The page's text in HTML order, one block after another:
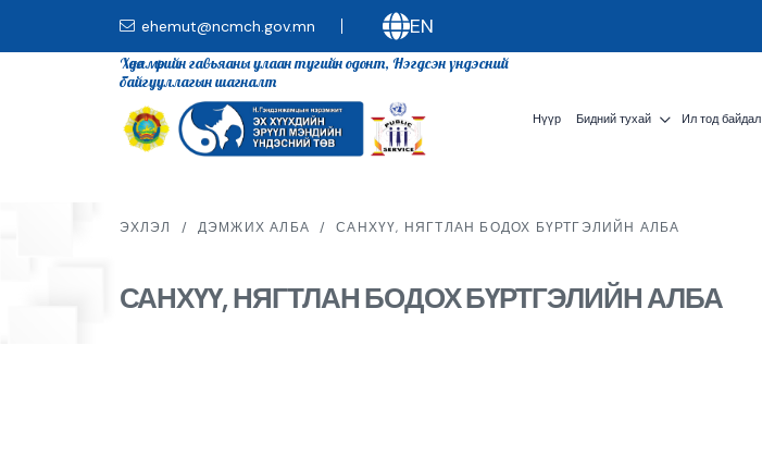
ehemut@ncmch.gov.mn EN
Хөдөлмөрийн гавьяаны улаан тугийн одонт, Нэгдсэн үндэсний
байгууллагын шагналт
Нүүр Бидний тухай Ил тод байдал
ЭХЛЭЛ / ДЭМЖИХ АЛБА / САНХҮҮ, НЯГТЛАН БОДОХ БҮРТГЭЛИЙН АЛБА
САНХҮҮ, НЯГТЛАН БОДОХ БҮРТГЭЛИЙН АЛБА